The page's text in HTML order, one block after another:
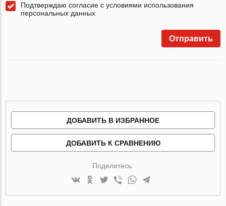
Подтверждаю согласие с условиями использования
персональных данных
Отправить
ДОБАВИТЬ В ИЗБРАННОЕ
ДОБАВИТЬ К СРАВНЕНИЮ
Поделитесь: